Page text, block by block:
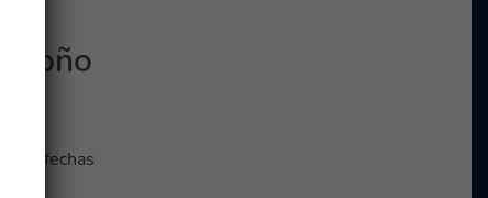
con fechas